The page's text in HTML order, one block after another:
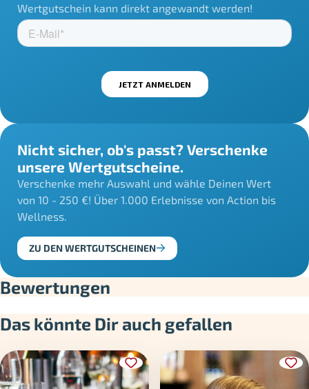
Wertgutschein kann direkt angewandt werden!
Nicht sicher, ob's passt? Verschenke
unsere Wertgutscheine.
Verschenke mehr Auswahl und wähle Deinen Wert
von 10 - 250 €! Über 1.000 Erlebnisse von Action bis
Wellness.
ZU DEN WERTGUTSCHEINEN
Bewertungen
Das könnte Dir auch gefallen